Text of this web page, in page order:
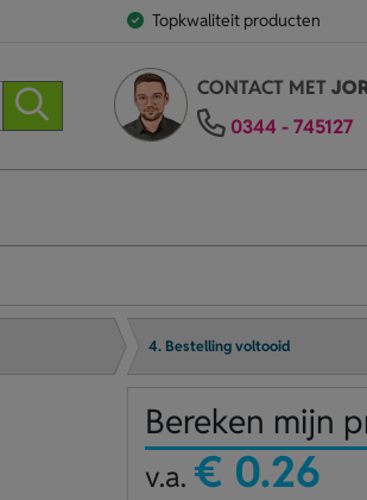
Topkwaliteit producten
CONTACT MET
0344 - 745127
4. Bestelling voltooid
Bereken mijn
v.a. € 0.26